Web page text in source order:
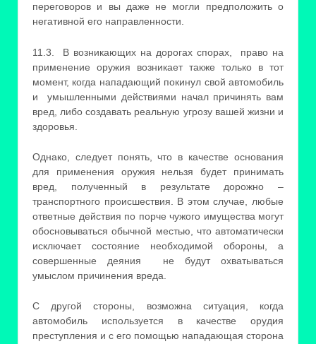
переговоров и вы даже не могли предположить о
негативной его направленности.
11.3. В возникающих на дорогах спорах, право на
применение оружия возникает также только в тот
момент, когда нападающий покинул свой автомобиль
и умышленными действиями начал причинять вам
вред, либо создавать реальную угрозу вашей жизни и
здоровья.
Однако, следует понять, что в качестве основания
для применения оружия нельзя будет принимать
вред, полученный в результате дорожно –
транспортного происшествия. В этом случае, любые
ответные действия по порче чужого имущества могут
обосновываться обычной местью, что автоматически
исключает состояние необходимой обороны, а
совершенные деяния не будут охватываться
умыслом причинения вреда.
С другой стороны, возможна ситуация, когда
автомобиль используется в качестве орудия
преступления и с его помощью нападающая сторона